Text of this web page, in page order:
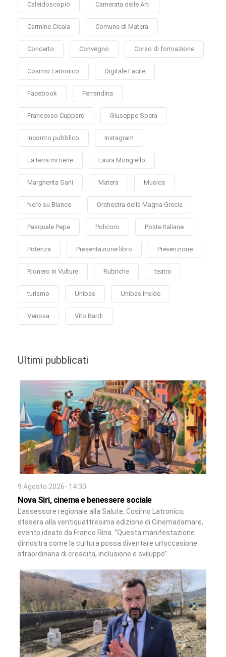
Caleidoscopio Camerata delle Arti
Carmine Cicala Comune di Matera
Concerto Convegno Corso di formazione
Cosimo Latronico Digitale Facile
Facebook Ferrandina
Francesco Cupparo Giuseppe Spera
Incontro pubblico Instagram
La terra mi tiene Laura Mongiello
Margherita Sarli Matera Musica
Nero su Bianco Orchestra della Magna Grecia
Pasquale Pepe Policoro Poste Italiane
Potenza Presentazione libro Prevenzione
Rionero in Vulture Rubriche teatro
turismo Unibas Unibas Inside
Venosa Vito Bardi
Ultimi pubblicati
9 Agosto 2026- 14:30
Nova Siri, cinema e benessere sociale
L’assessore regionale alla Salute, Cosimo Latronico,
stasera alla ventiquattresima edizione di Cinemadamare,
evento ideato da Franco Rina. “Questa manifestazione
dimostra come la cultura possa diventare un’occasione
straordinaria di crescita, inclusione e sviluppo”.